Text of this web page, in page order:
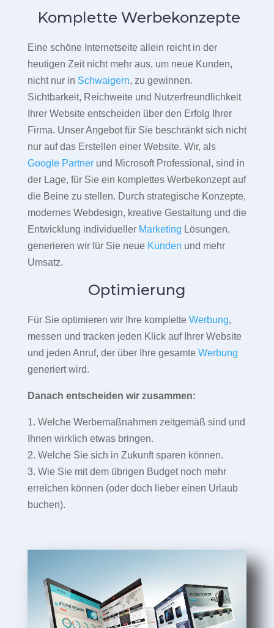
Komplette Werbekonzepte
Eine schöne Internetseite allein reicht in der
heutigen Zeit nicht mehr aus, um neue Kunden,
nicht nur in Schwaigern, zu gewinnen.
Sichtbarkeit, Reichweite und Nutzerfreundlichkeit
Ihrer Website entscheiden über den Erfolg Ihrer
Firma. Unser Angebot für Sie beschränkt sich nicht
nur auf das Erstellen einer Website. Wir, als
Google Partnerund Microsoft Professional, sind in
der Lage, für Sie ein komplettes Werbekonzept auf
die Beine zu stellen. Durch strategische Konzepte,
modernes Webdesign, kreative Gestaltung und die
Entwicklung individueller Marketing Lösungen,
generieren wir für Sie neue Kunden und mehr
Umsatz.
Optimierung
Für Sie optimieren wir Ihre komplette Werbung,
messen und tracken jeden Klick auf Ihrer Website
und jeden Anruf, der über Ihre gesamte Werbung
generiert wird.
Danach entscheiden wir zusammen:
1. Welche Werbemaßnahmen zeitgemäß sind und
Ihnen wirklich etwas bringen.
2. Welche Sie sich in Zukunft sparen können.
3. Wie Sie mit dem übrigen Budget noch mehr
erreichen können (oder doch lieber einen Urlaub
buchen).